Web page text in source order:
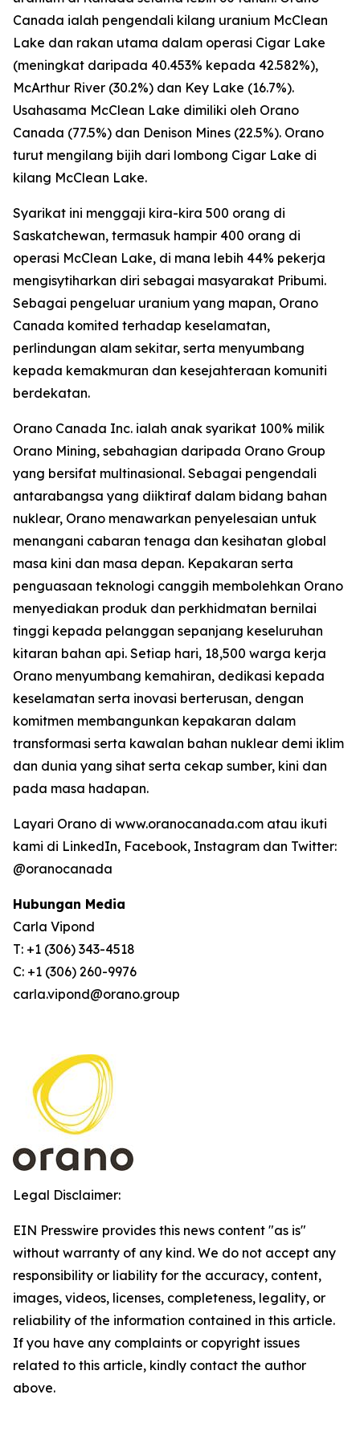
Canada ialah pengendali kilang uranium McClean
Lake dan rakan utama dalam operasi Cigar Lake
(meningkat daripada 40.453% kepada 42.582%),
McArthur River (30.2%) dan Key Lake (16.7%).
Usahasama McClean Lake dimiliki oleh Orano
Canada (77.5%) dan Denison Mines (22.5%). Orano
turut mengilang bijih dari lombong Cigar Lake di
kilang McClean Lake.
Syarikat ini menggaji kira-kira 500 orang di
Saskatchewan, termasuk hampir 400 orang di
operasi McClean Lake, di mana lebih 44% pekerja
mengisytiharkan diri sebagai masyarakat Pribumi.
Sebagai pengeluar uranium yang mapan, Orano
Canada komited terhadap keselamatan,
perlindungan alam sekitar, serta menyumbang
kepada kemakmuran dan kesejahteraan komuniti
berdekatan.
Orano Canada Inc. ialah anak syarikat 100% milik
Orano Mining, sebahagian daripada Orano Group
yang bersifat multinasional. Sebagai pengendali
antarabangsa yang diiktiraf dalam bidang bahan
nuklear, Orano menawarkan penyelesaian untuk
menangani cabaran tenaga dan kesihatan global
masa kini dan masa depan. Kepakaran serta
penguasaan teknologi canggih membolehkan Orano
menyediakan produk dan perkhidmatan bernilai
tinggi kepada pelanggan sepanjang keseluruhan
kitaran bahan api. Setiap hari, 18,500 warga kerja
Orano menyumbang kemahiran, dedikasi kepada
keselamatan serta inovasi berterusan, dengan
komitmen membangunkan kepakaran dalam
transformasi serta kawalan bahan nuklear demi iklim
dan dunia yang sihat serta cekap sumber, kini dan
pada masa hadapan.
Layari Orano di www.oranocanada.com atau ikuti
kami di LinkedIn, Facebook, Instagram dan Twitter:
@oranocanada
Hubungan Media
Carla Vipond
T: +1 (306) 343-4518
C: +1 (306) 260-9976
carla.vipond@orano.group
Legal Disclaimer:
EIN Presswire provides this news content "as is"
without warranty of any kind. We do not accept any
responsibility or liability for the accuracy, content,
images, videos, licenses, completeness, legality, or
reliability of the information contained in this article.
If you have any complaints or copyright issues
related to this article, kindly contact the author
above.